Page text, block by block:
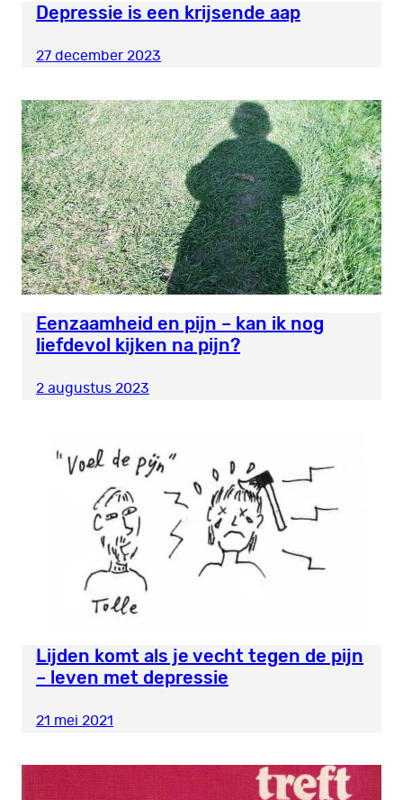
Depressie is een krijsende aap
27 december 2023
Eenzaamheid en pijn – kan ik nog
liefdevol kijken na pijn?
2 augustus 2023
Lijden komt als je vecht tegen de pijn
– leven met depressie
21 mei 2021